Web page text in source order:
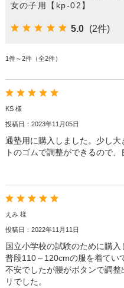
女の子用【kp-02】
5.0 (2件)
1件～2件（全2件）
KS 様
投稿日：2023年11月05日
通塾用に購入しました。少し
トのゴムで調整ができるので、
えみ 様
投稿日：2022年11月11日
国立小学校の試験のために購入
普段110～120cmの服を着てい
不安でしたが腰がボタンで調
リでした。